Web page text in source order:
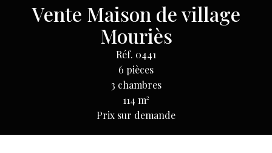
Vente Maison de village
Mouriès
Réf. 0441
6 pièces
3 chambres
114 m²
Prix sur demande